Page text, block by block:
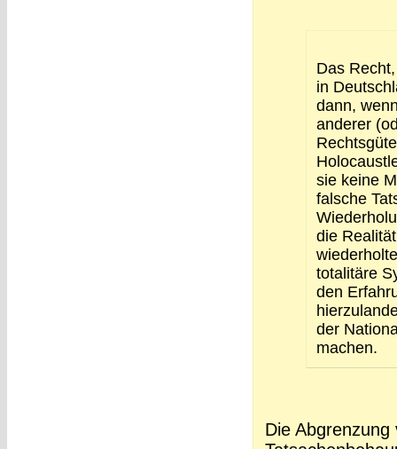
Das
in
dann,
anderer
sie keine
falsche
die
totalitäre
den
der
machen.
Die